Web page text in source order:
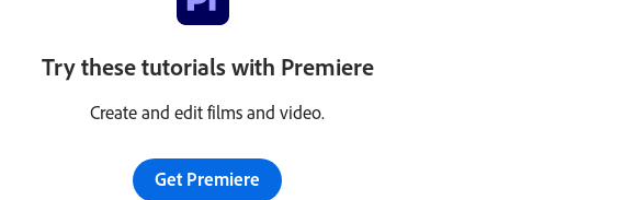
Try these tutorials with Premiere
Create and edit films and video.
Get Premiere